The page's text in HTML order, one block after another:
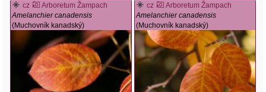
cz
Arboretum Žampach
Amelanchier canadensis
(Muchovník kanadský)
cz
Arboretum Žampach
Amelanchier canadensis
(Muchovník kanadský)